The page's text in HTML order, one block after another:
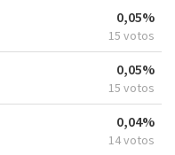
0,05%
15 votos
0,05%
15 votos
0,04%
14 votos